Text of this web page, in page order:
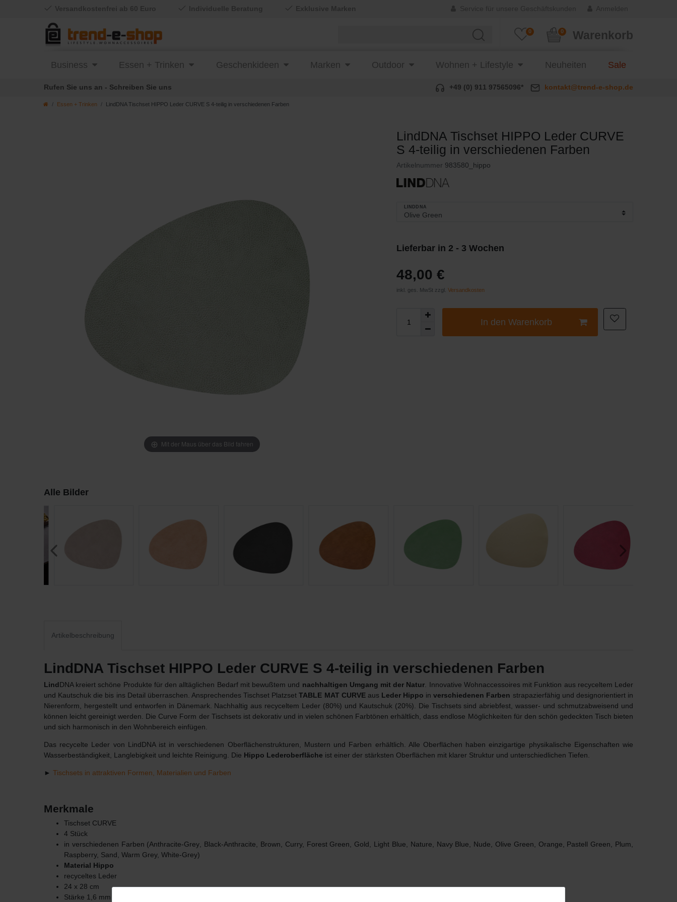
Essen + Trinken LindDNA Tischset HIPPO Leder CURVE S 4-teilig in verschiedenen Farben
0 Warenkorb
0
Business Essen + Trinken Geschenkideen Marken Outdoor Wohnen + Lifestyle Neuheiten Sale
Rufen Sie uns an - Schreiben Sie uns +49 (0) 911 97565096* kontakt@trend-e-shop.de
Mit der Maus über das Bild fahren
LindDNA Tischset HIPPO Leder CURVE
S 4-teilig in verschiedenen Farben
Artikelnummer 983580_hippo
LINDDNA
Lieferbar in 2 - 3 Wochen
48,00 €
inkl. ges. MwSt zzgl. Versandkosten
In den Warenkorb
Alle Bilder
Artikelbeschreibung
LindDNA Tischset HIPPO Leder CURVE S 4-teilig in verschiedenen Farben
LindDNA kreiert schöne Produkte für den alltäglichen Bedarf mit bewußtem und nachhaltigen Umgang mit der Natur. Innovative Wohnaccessoires mit Funktion aus recyceltem Leder
und Kautschuk die bis ins Detail überraschen. Ansprechendes Tischset PlatzsetTABLE MAT CURVEaus Leder Hippo inverschiedenen Farben strapazierfähig und designorientiert in
Nierenform, hergestellt und entworfen in Dänemark. Nachhaltig aus recyceltem Leder (80%) und Kautschuk (20%). Die Tischsets sind abriebfest, wasser- und schmutzabweisend und
können leicht gereinigt werden. Die Curve Form der Tischsets ist dekorativ und in vielen schönen Farbtönen erhältlich, dass endlose Möglichkeiten für den schön gedeckten Tisch bieten
und sich harmonisch in den Wohnbereich einfügen.
Das recycelte Leder von LindDNA ist in verschiedenen Oberflächenstrukturen, Mustern und Farben erhältlich. Alle Oberflächen haben einzigartige physikalische Eigenschaften wie
Wasserbeständigkeit, Langlebigkeit und leichte Reinigung. Die Hippo Lederoberfläche ist einer der stärksten Oberflächen mit klarer Struktur und unterschiedlichen Tiefen.
► Tischsets in attraktiven Formen, Materialien und Farben
Merkmale
Tischset CURVE
4 Stück
in verschiedenen Farben (Anthracite-Grey, Black-Anthracite, Brown, Curry, Forest Green, Gold, Light Blue, Nature, Navy Blue, Nude, Olive Green, Orange, Pastell Green, Plum,
Raspberry, Sand, Warm Grey, White-Grey)
Material Hippo
recyceltes Leder
24 x 28 cm
Stärke 1,6 mm